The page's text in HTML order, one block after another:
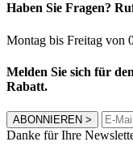
Haben Sie Fragen?
Montag bis Freitag von
Melden Sie sich für
Rabatt.
ABONNIEREN >
Danke für Ihre